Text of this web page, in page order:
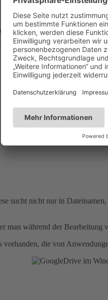
Man kann die
zu verteilen oder das
sucht nicht nur in
man während der
vorhanden, die von